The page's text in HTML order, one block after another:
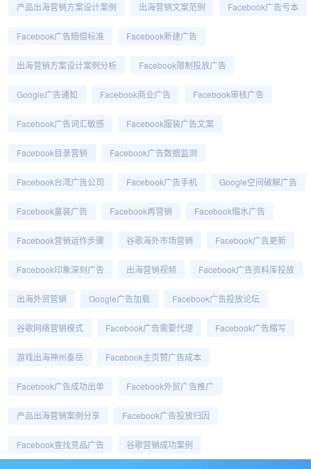
产品出海营销方案设计案例 出海营销文案范例 Facebook广告亏本
Facebook广告赔偿标准 Facebook新建广告
出海营销方案设计案例分析 Facebook限制投放广告
Google广告通知 Facebook商业广告 Facebook审核广告
Facebook广告词汇敏感 Facebook服装广告文案
Facebook目录营销 Facebook广告数据监测
Facebook台湾广告公司 Facebook广告手机 Google空间破解广告
Facebook童装广告 Facebook再营销 Facebook缩水广告
Facebook营销运作步骤 谷歌海外市场营销 Facebook广告更新
Facebook印象深刻广告 出海营销视频 Facebook广告资料库投放
出海外贸营销 Google广告加载 Facebook广告投放论坛
谷歌网络营销模式 Facebook广告需要代理 Facebook广告缩写
游戏出海神州泰岳 Facebook主页赞广告成本
Facebook广告成功出单 Facebook外贸广告推广
产品出海营销案例分享 Facebook广告投放归因
Facebook查找竞品广告 谷歌营销成功案例